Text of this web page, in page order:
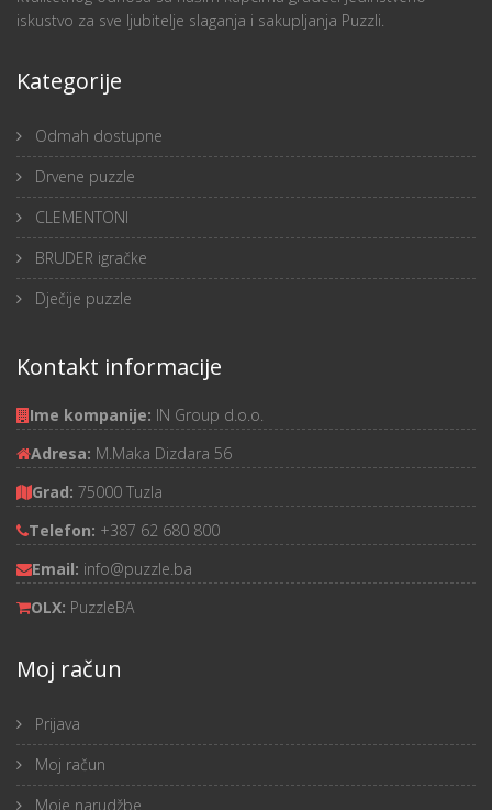
iskustvo za sve ljubitelje slaganja i sakupljanja Puzzli.
Kategorije
Odmah dostupne
Drvene puzzle
CLEMENTONI
BRUDER igračke
Dječije puzzle
Kontakt informacije
Ime kompanije: IN Group d.o.o.
Adresa: M.Maka Dizdara 56
Grad: 75000 Tuzla
Telefon: +387 62 680 800
Email: info@puzzle.ba
OLX: PuzzleBA
Moj račun
Prijava
Moj račun
Moje narudžbe